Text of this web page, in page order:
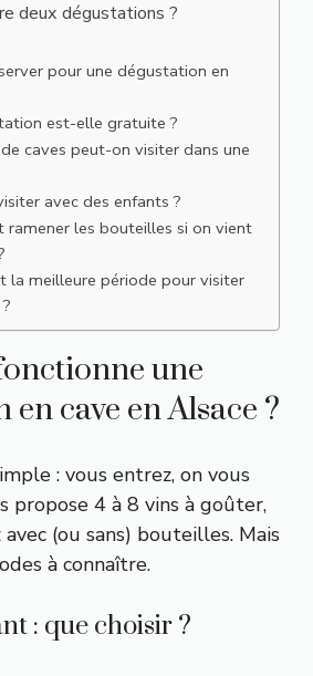
deux dégustations ?
pour une dégustation en
est-elle gratuite ?
caves peut-on visiter dans une
avec des enfants ?
ramener les bouteilles si on vient
la meilleure période pour visiter
une
en cave en Alsace ?
: vous entrez, on vous
propose 4 à 8 vins à goûter,
(ou sans) bouteilles. Mais
à connaître.
: que choisir ?